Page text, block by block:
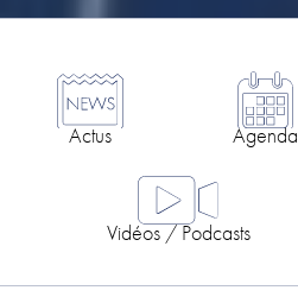
Actus Agenda
Vidéos / Podcasts